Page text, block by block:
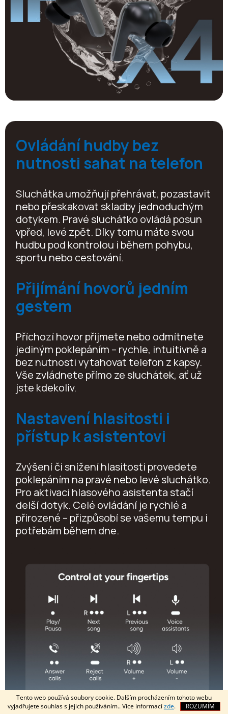
Tento web používá soubory cookie. Dalším procházením tohoto webu
vyjadřujete souhlas s jejich používáním.. Více informacízde. ROZUMÍM
Ovládání hudby bez
nutnosti sahat na telefon
Sluchátka umožňují přehrávat, pozastavit
nebo přeskakovat skladby jednoduchým
dotykem. Pravé sluchátko ovládá posun
vpřed, levé zpět. Díky tomu máte svou
hudbu pod kontrolou i během pohybu,
sportu nebo cestování.
Přijímání hovorů jedním
gestem
Příchozí hovor přijmete nebo odmítnete
jediným poklepáním – rychle, intuitivně a
bez nutnosti vytahovat telefon z kapsy.
Vše zvládnete přímo ze sluchátek, ať už
jste kdekoliv.
Nastavení hlasitosti i
přístup k asistentovi
Zvýšení či snížení hlasitosti provedete
poklepáním na pravé nebo levé sluchátko.
Pro aktivaci hlasového asistenta stačí
delší dotyk. Celé ovládání je rychlé a
přirozené – přizpůsobí se vašemu tempu i
potřebám během dne.